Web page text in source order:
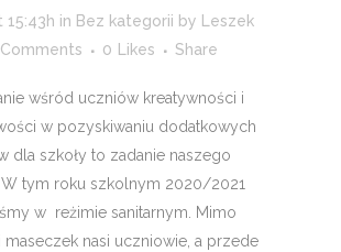
15:43h in Bez kategorii by
Leszek
0 Likes Share
wśród uczniów kreatywności i
w pozyskiwaniu dodatkowych
dla szkoły to zadanie naszego
W tym roku szkolnym 2020/2021
w reżimie sanitarnym. Mimo
maseczek nasi uczniowie, a przede